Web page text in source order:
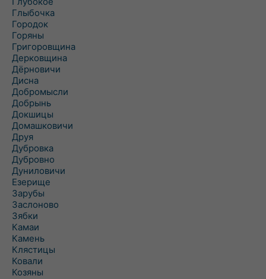
Глыбочка
Городок
Горяны
Григоровщина
Дерковщина
Дёрновичи
Дисна
Добромысли
Добрынь
Докшицы
Домашковичи
Друя
Дубровка
Дубровно
Дуниловичи
Езерище
Зарубы
Заслоново
Зябки
Камаи
Камень
Клястицы
Ковали
Козяны